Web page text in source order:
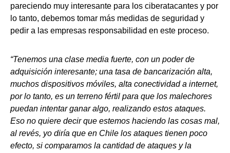
pareciendo muy interesante para los ciberatacantes y por
lo tanto, debemos tomar más medidas de seguridad y
pedir a las empresas responsabilidad en este proceso.
“Tenemos una clase media fuerte, con un poder de
adquisición interesante; una tasa de bancarización alta,
muchos dispositivos móviles, alta conectividad a internet,
por lo tanto, es un terreno fértil para que los malechores
puedan intentar ganar algo, realizando estos ataques.
Eso no quiere decir que estemos haciendo las cosas mal,
al revés, yo diría que en Chile los ataques tienen poco
efecto, si comparamos la cantidad de ataques y la